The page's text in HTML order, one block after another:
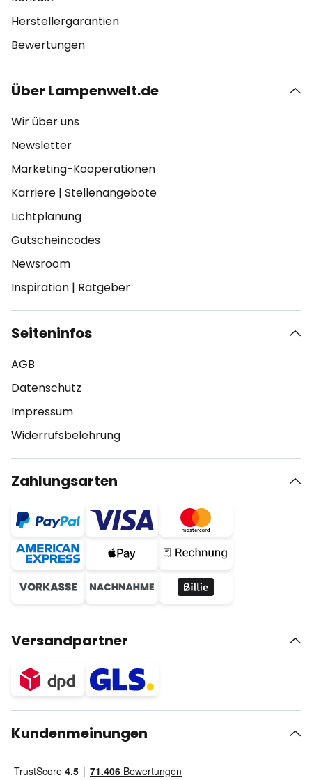
Herstellergarantien
Bewertungen
Über Lampenwelt.de
Wir über uns
Newsletter
Marketing-Kooperationen
Karriere | Stellenangebote
Lichtplanung
Gutscheincodes
Newsroom
Inspiration | Ratgeber
Seiteninfos
AGB
Datenschutz
Impressum
Widerrufsbelehrung
Zahlungsarten
Versandpartner
Kundenmeinungen